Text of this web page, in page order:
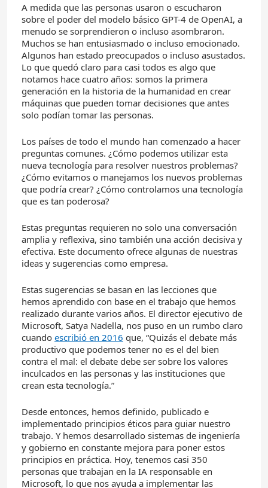
A medida que las personas usaron o escucharon
sobre el poder del modelo básico GPT-4 de OpenAI, a
menudo se sorprendieron o incluso asombraron.
Muchos se han entusiasmado o incluso emocionado.
Algunos han estado preocupados o incluso asustados.
Lo que quedó claro para casi todos es algo que
notamos hace cuatro años: somos la primera
generación en la historia de la humanidad en crear
máquinas que pueden tomar decisiones que antes
solo podían tomar las personas.
Los países de todo el mundo han comenzado a hacer
preguntas comunes. ¿Cómo podemos utilizar esta
nueva tecnología para resolver nuestros problemas?
¿Cómo evitamos o manejamos los nuevos problemas
que podría crear? ¿Cómo controlamos una tecnología
que es tan poderosa?
Estas preguntas requieren no solo una conversación
amplia y reflexiva, sino también una acción decisiva y
efectiva. Este documento ofrece algunas de nuestras
ideas y sugerencias como empresa.
Estas sugerencias se basan en las lecciones que
hemos aprendido con base en el trabajo que hemos
realizado durante varios años. El director ejecutivo de
Microsoft, Satya Nadella, nos puso en un rumbo claro
cuando escribió en 2016 que, “Quizás el debate más
productivo que podemos tener no es el del bien
contra el mal: el debate debe ser sobre los valores
inculcados en las personas y las instituciones que
crean esta tecnología.”
Desde entonces, hemos definido, publicado e
implementado principios éticos para guiar nuestro
trabajo. Y hemos desarrollado sistemas de ingeniería
y gobierno en constante mejora para poner estos
principios en práctica. Hoy, tenemos casi 350
personas que trabajan en la IA responsable en
Microsoft, lo que nos ayuda a implementar las